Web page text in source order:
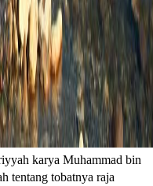
karya Muhammad bin
tentang tobatnya raja